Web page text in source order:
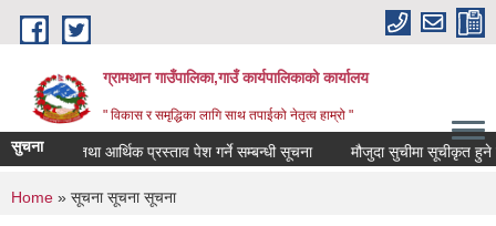
Skip to main content
ग्रामथान गाउँपालिका,गाउँ कार्यपालिकाको कार्यालय
" विकास र समृद्धिका लागि साथ तपाईको नेतृत्व हाम्रो "
सुचना
प्राविधिक तथा आर्थिक प्रस्ताव पेश गर्ने सम्बन्धी सूचना मौजुदा सुचीमा सूचीकृत हुने
You are here
Home » सूचना सूचना सूचना